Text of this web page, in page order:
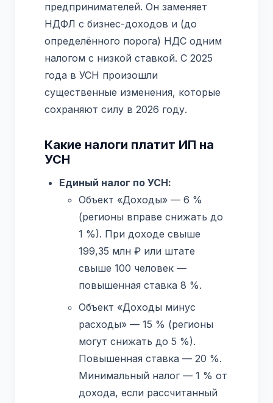
предпринимателей. Он заменяет
НДФЛ с бизнес-доходов и (до
определённого порога) НДС одним
налогом с низкой ставкой. С 2025
года в УСН произошли
существенные изменения, которые
сохраняют силу в 2026 году.
Какие налоги платит ИП на
УСН
Единый налог по УСН:
Объект «Доходы» — 6 %
(регионы вправе снижать до
1 %). При доходе свыше
199,35 млн ₽ или штате
свыше 100 человек —
повышенная ставка 8 %.
Объект «Доходы минус
расходы» — 15 % (регионы
могут снижать до 5 %).
Повышенная ставка — 20 %.
Минимальный налог — 1 % от
дохода, если рассчитанный